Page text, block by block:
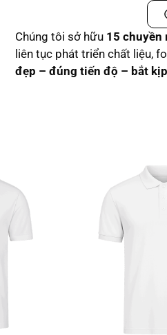
Chúng tôi sở hữu 15 chuyền
liên tục phát triển chất liệu,
đẹp – đúng tiến độ – bắt